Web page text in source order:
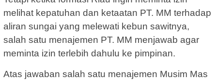
melihat kepatuhan dan ketaatan PT. MM terhadap
aliran sungai yang melewati kebun sawitnya,
salah satu menajemen PT. MM menjawab agar
meminta izin terlebih dahulu ke pimpinan.
Atas jawaban salah satu menajemen Musim Mas